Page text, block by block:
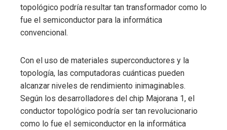
topológico podría resultar tan transformador como lo
fue el semiconductor para la informática
convencional.
Con el uso de materiales superconductores y la
topología, las computadoras cuánticas pueden
alcanzar niveles de rendimiento inimaginables.
Según los desarrolladores del chip Majorana 1, el
conductor topológico podría ser tan revolucionario
como lo fue el semiconductor en la informática